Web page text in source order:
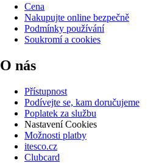
Cena
Nakupujte online bezpečně
Podmínky používání
Soukromí a cookies
O nás
Přístupnost
Podívejte se, kam doručujeme
Poplatek za službu
Nastavení Cookies
Možnosti platby
itesco.cz
Clubcard